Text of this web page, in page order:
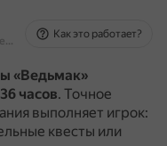
На основе источников, возможны неточности
Как это работает?
«Ведьмак»
часов. Точное
выполняет игрок:
квесты или